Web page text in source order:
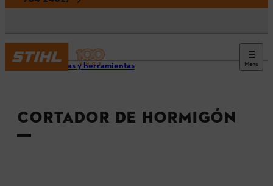
Menu
Máquinas y herramientas
CORTADOR DE HORMIGÓN